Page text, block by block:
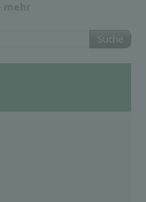
mehr
Suche